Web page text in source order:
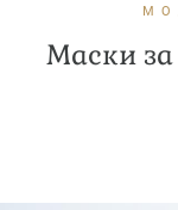
Маски за